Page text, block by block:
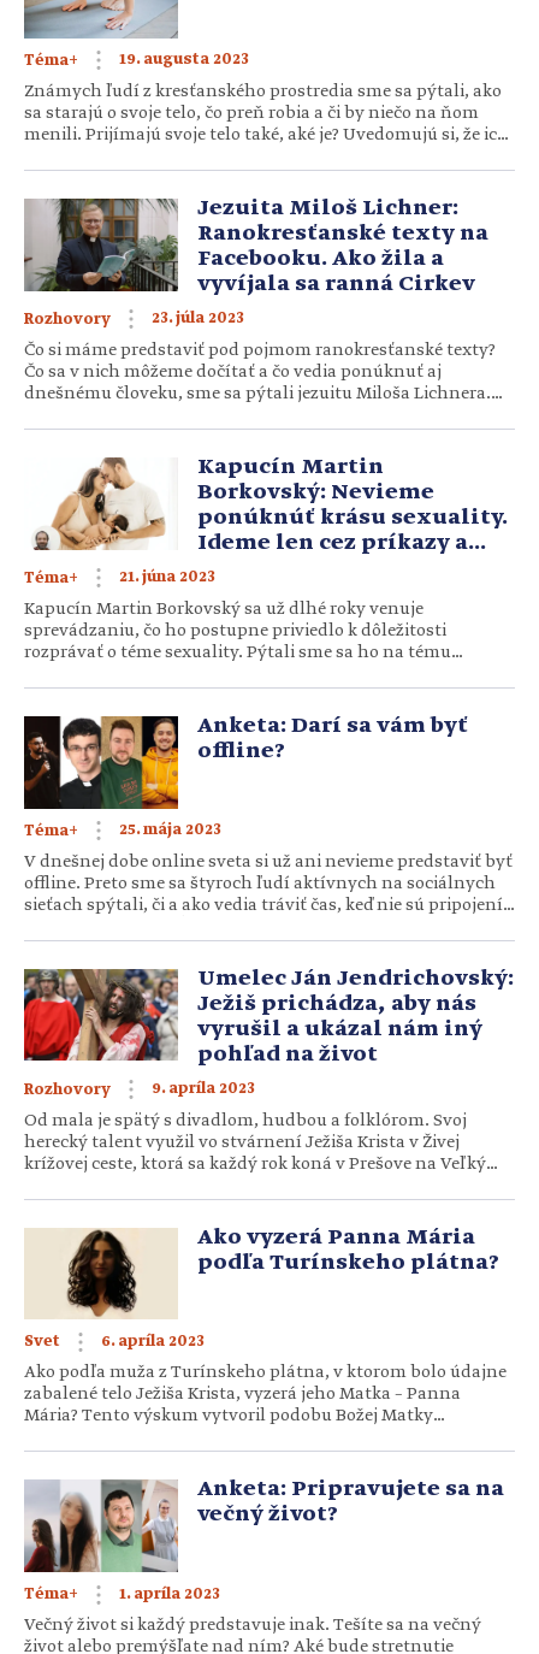
Téma+ 19. augusta 2023
Známych ľudí z kresťanského prostredia sme sa pýtali, ako
sa starajú o svoje telo, čo preň robia a či by niečo na ňom
menili. Prijímajú svoje telo také, aké je? Uvedomujú si, že ich
spoločenstva SP: Kedysi som nejako špeciálne necvičil, ale
čím viac človek cestuje v aute, tým viac […]
Jezuita Miloš Lichner:
Ranokresťanské texty na
Facebooku. Ako žila a
vyvíjala sa ranná Cirkev
Rozhovory 23. júla 2023
Čo si máme predstaviť pod pojmom ranokresťanské texty?
Čo sa v nich môžeme dočítať a čo vedia ponúknuť aj
dnešnému človeku, sme sa pýtali jezuitu Miloša Lichnera.
Prvé stretnutie s rehoľou jezuitov bolo, keď som ešte
miništroval v Nitre. Kaplánom tam vtedy bol terajší […]
Kapucín Martin
Borkovský: Nevieme
ponúknúť krásu sexuality.
Ideme len cez príkazy a
zákazy
Téma+ 21. júna 2023
Kapucín Martin Borkovský sa už dlhé roky venuje
sprevádzaniu, čo ho postupne priviedlo k dôležitosti
rozprávať o téme sexuality. Pýtali sme sa ho na tému
Mnohí sexuálnu výchovu odsudzujú alebo sú otvorene proti
nej. Prečo je to tak? Myslím si, že sú to isté dôsledky minulej
doby. Vtedy […]
Anketa: Darí sa vám byť
offline?
Téma+ 25. mája 2023
V dnešnej dobe online sveta si už ani nevieme predstaviť byť
offline. Preto sme sa štyroch ľudí aktívnych na sociálnych
sieťach spýtali, či a ako vedia tráviť čas, keď nie sú pripojení.
sú online? Darí sa vám byť offline? Aké aktivity vykonávate,
keď ste offline? […]
Umelec Ján Jendrichovský:
Ježiš prichádza, aby nás
vyrušil a ukázal nám iný
pohľad na život
Rozhovory 9. apríla 2023
Od mala je spätý s divadlom, hudbou a folklórom. Svoj
herecký talent využil vo stvárnení Ježiša Krista v Živej
krížovej ceste, ktorá sa každý rok koná v Prešove na Veľký
rozprávali, aké bolo hrať Ježiša, o silných momentoch
krížovej cesty, ale aj o jeho prežívaní Veľkej noci. Ste
folklórny spevák, umelec a akordeonista. Hercom ste […]
Ako vyzerá Panna Mária
podľa Turínskeho plátna?
Svet 6. apríla 2023
Ako podľa muža z Turínskeho plátna, v ktorom bolo údajne
zabalené telo Ježiša Krista, vyzerá jeho Matka – Panna
Mária? Tento výskum vytvoril podobu Božej Matky
sa venoval profesor Átila Soares Da Costa Filho, antropológ,
historik a výskumník, spoločne s americkým dizajnérom
Rayom Downingom. Na základe skúmaného muža
z Turínskeho plátna a použitím […]
Anketa: Pripravujete sa na
večný život?
Téma+ 1. apríla 2023
Večný život si každý predstavuje inak. Tešíte sa na večný
život alebo premýšľate nad ním? Aké bude stretnutie